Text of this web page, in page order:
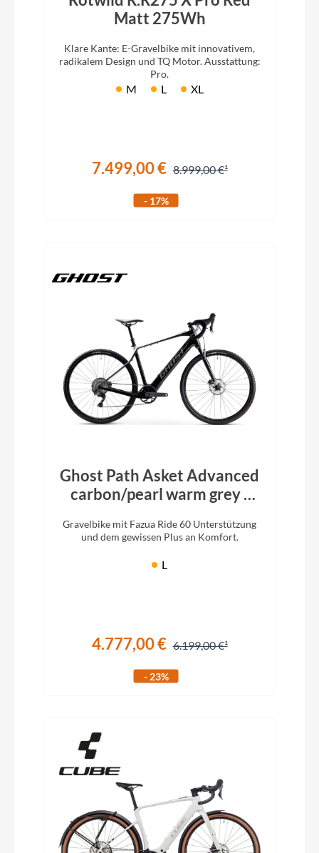
Matt 275Wh
Klare Kante: E-Gravelbike mit innovativem,
radikalem Design und TQ Motor. Ausstattung:
Pro.
M L XL
7.499,00 € 8.999,00 €
- 17%
Ghost Path Asket Advanced
carbon/pearl warm grey -
Gravelbike mit Fazua Ride 60 Unterstützung
und dem gewissen Plus an Komfort.
L
4.777,00 € 6.199,00 €
- 23%